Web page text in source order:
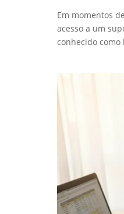
Em momentos
acesso a um
conhecido